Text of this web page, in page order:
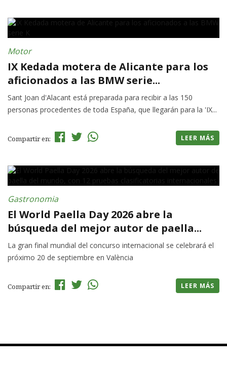
Motor
IX Kedada motera de Alicante para los
aficionados a las BMW serie...
Sant Joan d'Alacant está preparada para recibir a las 150
personas procedentes de toda España, que llegarán para la 'IX...
Compartir en: LEER MÁS
Gastronomia
El World Paella Day 2026 abre la
búsqueda del mejor autor de paella...
La gran final mundial del concurso internacional se celebrará el
próximo 20 de septiembre en València
Compartir en: LEER MÁS